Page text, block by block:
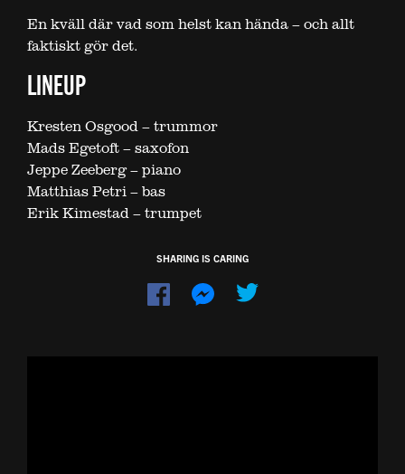
En kväll där vad som helst kan hända – och allt
faktiskt gör det.
LINEUP
Kresten Osgood – trummor
Mads Egetoft – saxofon
Jeppe Zeeberg – piano
Matthias Petri – bas
Erik Kimestad – trumpet
SHARING IS CARING
Dela
Dela